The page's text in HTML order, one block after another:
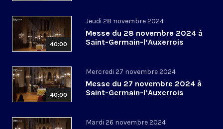
40:00
Jeudi 28 novembre 2024
Messe du 28 novembre 2024 à
Saint-Germain-l’Auxerrois
40:00
Mercredi 27 novembre 2024
Messe du 27 novembre 2024 à
Saint-Germain-l’Auxerrois
Mardi 26 novembre 2024